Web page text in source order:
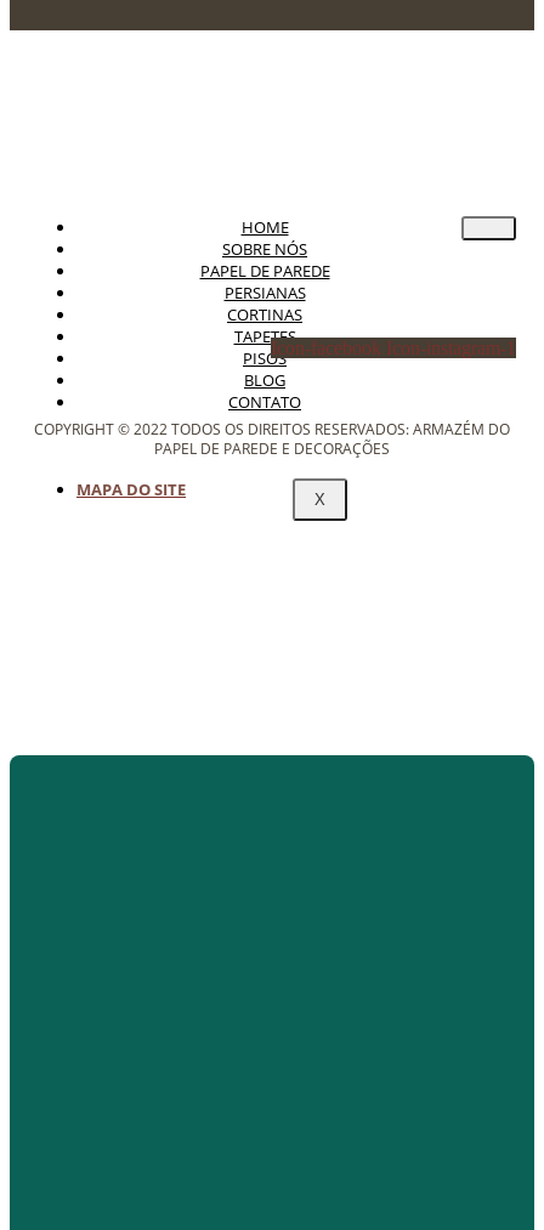
HOME
SOBRE NÓS
PAPEL DE PAREDE
PERSIANAS
CORTINAS
TAPETES
PISOS
BLOG
CONTATO
X
Icon-facebook Icon-instagram-1
COPYRIGHT © 2022 TODOS OS DIREITOS RESERVADOS: ARMAZÉM DO
PAPEL DE PAREDE E DECORAÇÕES
MAPA DO SITE